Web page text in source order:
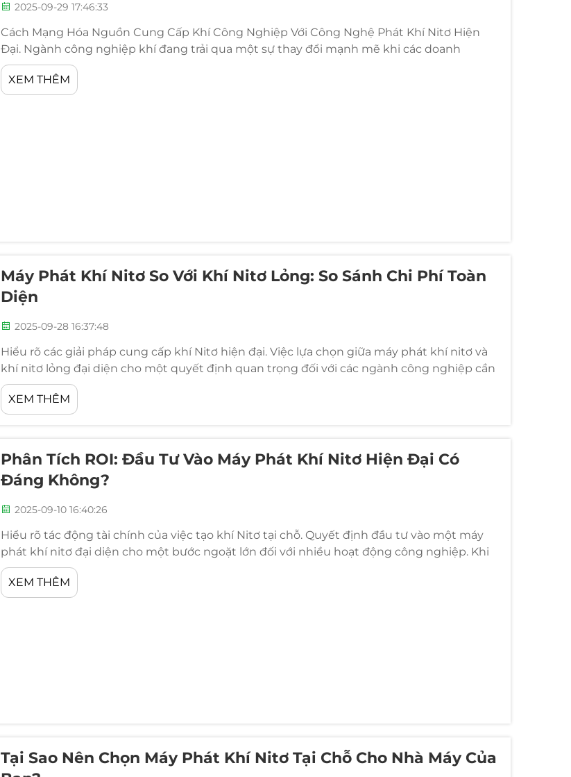
2025-09-29 17:46:33
Cách Mạng Hóa Nguồn Cung Cấp Khí Công Nghiệp Với Công Nghệ Phát Khí Nitơ Hiện
Đại. Ngành công nghiệp khí đang trải qua một sự thay đổi mạnh mẽ khi các doanh
nghiệp ngày càng nhận ra những lợi thế của máy phát khí nitơ tại chỗ. Các hệ thống đổi
mới này đang...
XEM THÊM
Máy Phát Khí Nitơ So Với Khí Nitơ Lỏng: So Sánh Chi Phí Toàn
Diện
2025-09-28 16:37:48
Hiểu rõ các giải pháp cung cấp khí Nitơ hiện đại. Việc lựa chọn giữa máy phát khí nitơ và
khí nitơ lỏng đại diện cho một quyết định quan trọng đối với các ngành công nghiệp cần
nguồn cung cấp nitơ ổn định. Khi các quy trình sản xuất ngày càng trở nên tinh vi hơn...
XEM THÊM
Phân Tích ROI: Đầu Tư Vào Máy Phát Khí Nitơ Hiện Đại Có
Đáng Không?
2025-09-10 16:40:26
Hiểu rõ tác động tài chính của việc tạo khí Nitơ tại chỗ. Quyết định đầu tư vào một máy
phát khí nitơ đại diện cho một bước ngoặt lớn đối với nhiều hoạt động công nghiệp. Khi
các doanh nghiệp tìm cách tối ưu hóa quy trình và giảm chi phí vận hành...
XEM THÊM
Tại Sao Nên Chọn Máy Phát Khí Nitơ Tại Chỗ Cho Nhà Máy Của